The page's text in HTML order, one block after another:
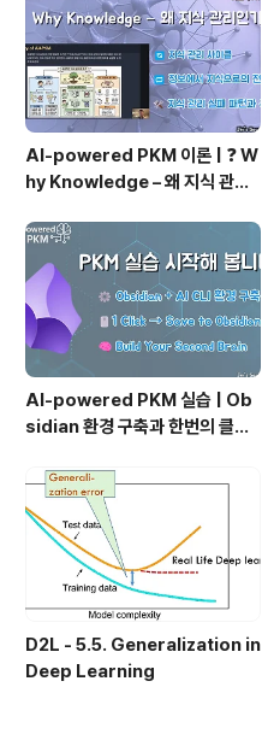
AI-powered PKM 이론 | ❓ W
hy Knowledge – 왜 지식 관리
보에서 지식으로의 전환, 🛠️ 지식
관리 실패 패턴과 극복
AI-powered PKM 실습 | Ob
sidian 환경 구축과 한번의 클릭
(Web Clipper)
D2L - 5.5. Generalization in
Deep Learning